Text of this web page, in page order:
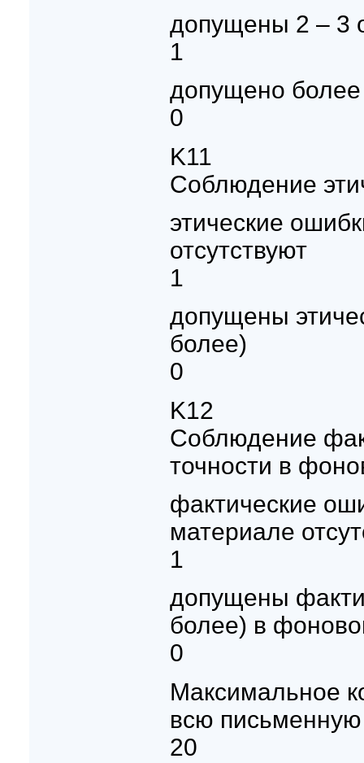
допущены 2 – 3
1
допущено
0
K11
Соблюдение
этические
отсутствуют
1
допущены
более)
0
K12
Соблюдение
точности в
фактические
материале
1
допущены
более) в
0
Максимальное
всю
20